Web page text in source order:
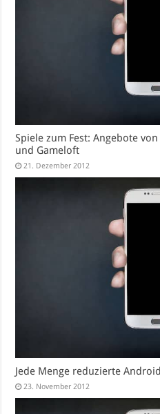
Spiele zum Fest: Angebote von
und Gameloft
21. Dezember 2012
Jede Menge reduzierte
23. November 2012